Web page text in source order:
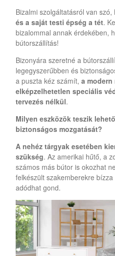
Bizalmi szolgáltatásról van szó,
és a saját testi épség a tét.
bizalommal annak érdekében,
bútorszállítás!
Bizonyára szeretné a
legegyszerűbben és
a puszta kéz számít, a modern
elképzelhetetlen speciális
tervezés nélkül.
Milyen eszközök teszik
biztonságos mozgatását?
A nehéz tárgyak esetében
szükség. Az amerikai hűtő, a
számos más bútor is okozhat
felkészült szakemberekre
adódhat gond.